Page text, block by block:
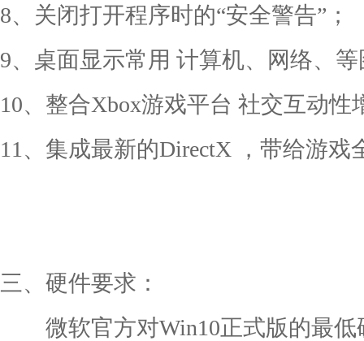
8、关闭打开程序时的“安全警告”；
9、桌面显示常用 计算机、网络、
10、整合Xbox游戏平台 社交互动性
11、集成最新的DirectX ，带给游戏
三、硬件要求：
微软官方对Win10正式版的最低